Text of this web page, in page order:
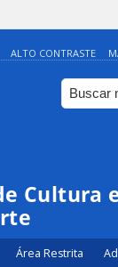
ALTO CONTRASTE
Cultura
Área Restrita